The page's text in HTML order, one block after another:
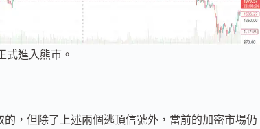
式進入熊市。
，但除了上述兩個逃頂信號外，當前的加密市場仍